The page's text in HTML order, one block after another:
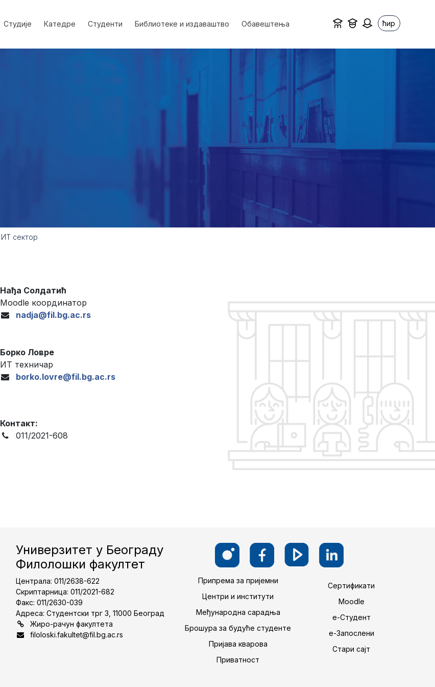
Студије Катедре Студенти Библиотеке и издаваштво Обавештења ћир
ИТ сектор
Нађа Солдатић
Moodle координатор
nadja@fil.bg.ac.rs
Борко Ловре
ИТ техничар
borko.lovre@fil.bg.ac.rs
Контакт:
011/2021-608
Универзитет у Београду
Филолошки факултет
Централа: 011/2638-622
Скриптарница: 011/2021-682
Факс: 011/2630-039
Адреса: Студентски трг 3, 11000 Београд
Жиро-рачун факултета
filoloski.fakultet@fil.bg.ac.rs
Припрема за пријемни
Центри и институти
Међународна сарадња
Брошура за будуће студенте
Пријава кварова
Приватност
Сертификати
Moodle
е-Студент
е-Запослени
Стари сајт